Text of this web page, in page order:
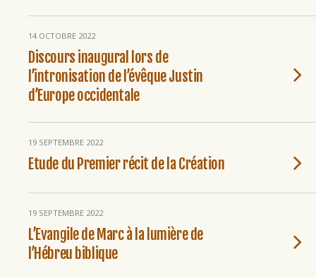
14 OCTOBRE 2022
Discours inaugural lors de
l’intronisation de l’évêque Justin
d’Europe occidentale
19 SEPTEMBRE 2022
Etude du Premier récit de la Création
19 SEPTEMBRE 2022
L’Evangile de Marc à la lumière de
l’Hébreu biblique